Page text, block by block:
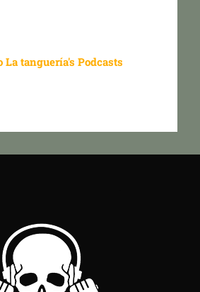
La tanguería's Podcasts